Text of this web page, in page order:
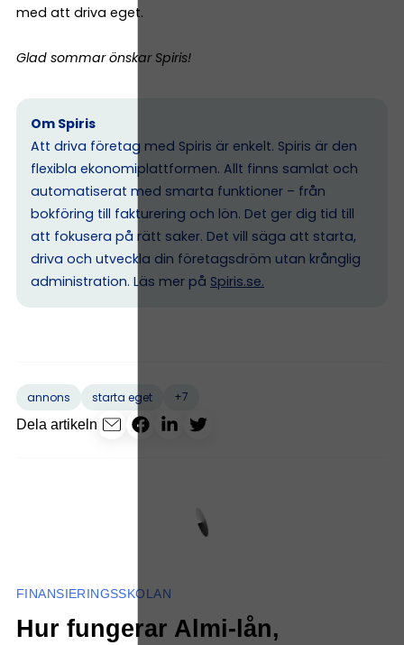
med att driva eget.
Glad sommar önskar Spiris!
Om Spiris
Att driva företag med Spiris är enkelt. Spiris är den
flexibla ekonomiplattformen. Allt finns samlat och
automatiserat med smarta funktioner – från
bokföring till fakturering och lön. Det ger dig tid till
att fokusera på rätt saker. Det vill säga att starta,
driva och utveckla din företagsdröm utan krånglig
administration. Läs mer på Spiris.se.
annons starta eget
+7
Dela artikeln
FINANSIERINGSSKOLAN
Hur fungerar Almi-lån,